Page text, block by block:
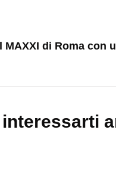
MAXXI di Roma con